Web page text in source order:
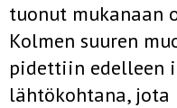
tuonut mukanaan
Kolmen suuren
pidettiin edelleen
lähtökohtana, jota